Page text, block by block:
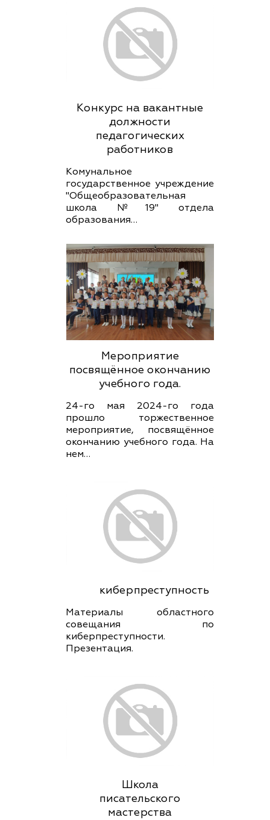
Конкурс на вакантные
должности
педагогических
работников
Комунальное
государственное учреждение
"Общеобразовательная
школа №19" отдела
образования…
Мероприятие
посвящённое окончанию
учебного года.
24-го мая 2024-го года
прошло торжественное
мероприятие, посвящённое
окончанию учебного года. На
нем…
киберпреступность
Материалы областного
совещания по
киберпреступности.
Презентация.
Школа
писательского
мастерства